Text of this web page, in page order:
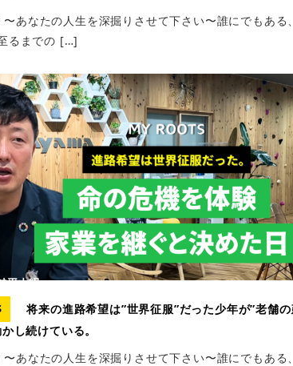
〜あなたの人生を深掘りさせて下さい〜誰にでもある
るまでの […]
将来の進路希望は”世界征服”だった少年が”老舗
し続けている。
〜あなたの人生を深掘りさせて下さい〜誰にでもある